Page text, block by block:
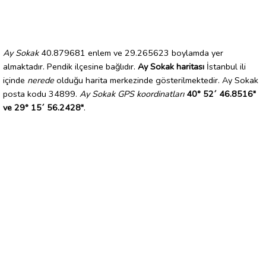
Ay Sokak40.879681 enlem ve 29.265623 boylamda yer
almaktadır. Pendik ilçesine bağlıdır. Ay Sokak haritası İstanbul ili
içinde nerede olduğu harita merkezinde gösterilmektedir. Ay Sokak
posta kodu 34899. Ay Sokak GPS koordinatları 40° 52´ 46.8516"
ve 29° 15´ 56.2428".